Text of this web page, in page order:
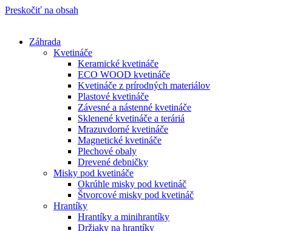
Preskočiť na obsah
Záhrada
Kvetináče
Keramické kvetináče
ECO WOOD kvetináče
Kvetináče z prírodných materiálov
Plastové kvetináče
Závesné a nástenné kvetináče
Sklenené kvetináče a teráriá
Mrazuvdorné kvetináče
Magnetické kvetináče
Plechové obaly
Drevené debničky
Misky pod kvetináče
Okrúhle misky pod kvetináč
Štvorcové misky pod kvetináč
Hrantíky
Hrantíky a minihrantíky
Držiaky na hrantíky